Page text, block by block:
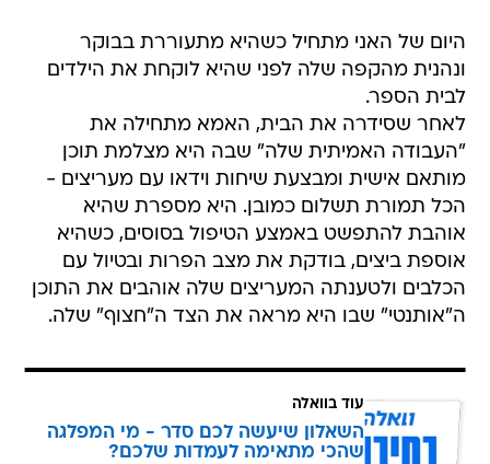
היום של האני מתחיל כשהיא מתעוררת בבוקר
ונהנית מהקפה שלה לפני שהיא לוקחת את הילדים
לבית הספר.
לאחר שסידרה את הבית, האמא מתחילה את
"העבודה האמיתית שלה" שבה היא מצלמת תוכן
מותאם אישית ומבצעת שיחות וידאו עם מעריצים -
הכל תמורת תשלום כמובן. היא מספרת שהיא
אוהבת להתפשט באמצע הטיפול בסוסים, כשהיא
אוספת ביצים, בודקת את מצב הפרות ובטיול עם
הכלבים ולטענתה המעריצים שלה אוהבים את התוכן
ה"אותנטי" שבו היא מראה את הצד ה"חצוף" שלה.
עוד בוואלה
השאלון שיעשה לכם סדר - מי המפלגה
שהכי מתאימה לעמדות שלכם?